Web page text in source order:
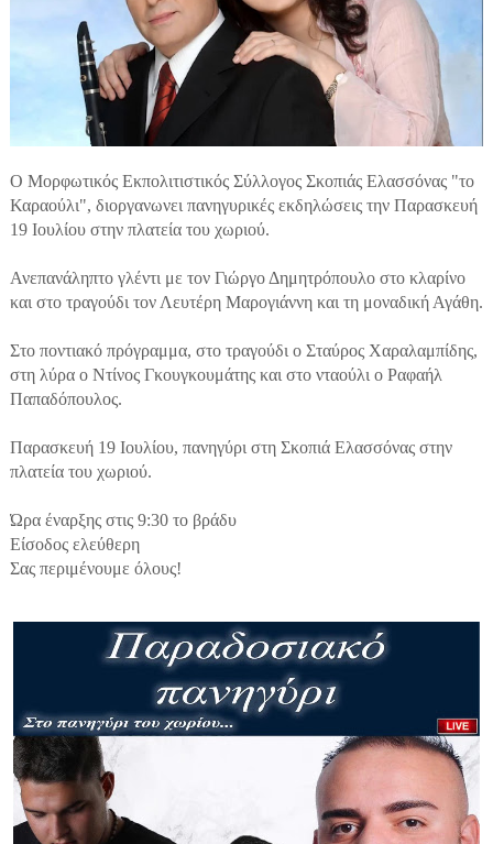
Ο Μορφωτικός Εκπολιτιστικός Σύλλογος Σκοπιάς Ελασσόνας "το
Καραούλι", διοργανωνει πανηγυρικές εκδηλώσεις την Παρασκευή
19 Ιουλίου στην πλατεία του χωριού.
Ανεπανάληπτο γλέντι με τον Γιώργο Δημητρόπουλο στο κλαρίνο
και στο τραγούδι τον Λευτέρη Μαρογιάννη και τη μοναδική Αγάθη.
Στο ποντιακό πρόγραμμα, στο τραγούδι ο Σταύρος Χαραλαμπίδης,
στη λύρα ο Ντίνος Γκουγκουμάτης και στο νταούλι ο Ραφαήλ
Παπαδόπουλος.
Παρασκευή 19 Ιουλίου, πανηγύρι στη Σκοπιά Ελασσόνας στην
πλατεία του χωριού.
Ώρα έναρξης στις 9:30 το βράδυ
Είσοδος ελεύθερη
Σας περιμένουμε όλους!